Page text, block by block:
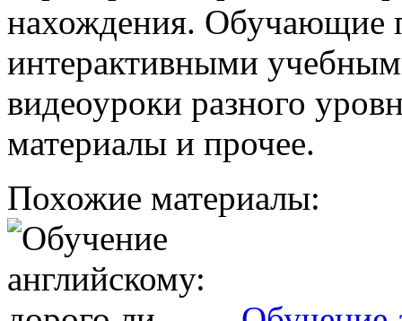
нахождения. Обучающие
интерактивными
видеоуроки разного
материалы и прочее.
Похожие материалы: